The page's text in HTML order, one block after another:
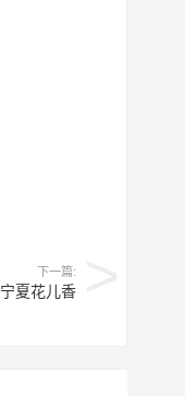
下一篇:
宁夏花儿香